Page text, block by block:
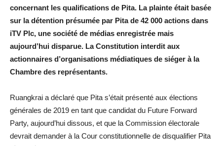
concernant les qualifications de Pita. La plainte était basée
sur la détention présumée par Pita de 42 000 actions dans
iTV Plc, une société de médias enregistrée mais
aujourd’hui disparue. La Constitution interdit aux
actionnaires d’organisations médiatiques de siéger à la
Chambre des représentants.
Ruangkrai a déclaré que Pita s’était présenté aux élections
générales de 2019 en tant que candidat du Future Forward
Party, aujourd’hui dissous, et que la Commission électorale
devrait demander à la Cour constitutionnelle de disqualifier Pita